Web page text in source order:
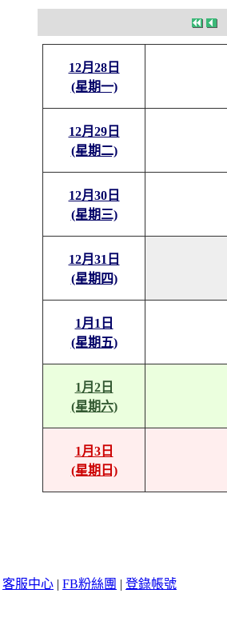
12月28日
(星期一)
12月29日
(星期二)
12月30日
(星期三)
12月31日
(星期四)
1月1日
(星期五)
1月2日
(星期六)
1月3日
(星期日)
客服中心 | FB粉絲團 | 登錄帳號